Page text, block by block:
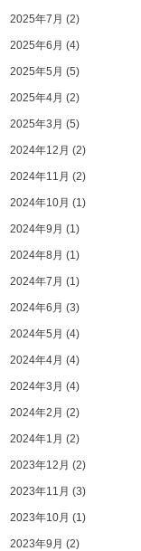
2025年7月 (2)
2025年6月 (4)
2025年5月 (5)
2025年4月 (2)
2025年3月 (5)
2024年12月 (2)
2024年11月 (2)
2024年10月 (1)
2024年9月 (1)
2024年8月 (1)
2024年7月 (1)
2024年6月 (3)
2024年5月 (4)
2024年4月 (4)
2024年3月 (4)
2024年2月 (2)
2024年1月 (2)
2023年12月 (2)
2023年11月 (3)
2023年10月 (1)
2023年9月 (2)